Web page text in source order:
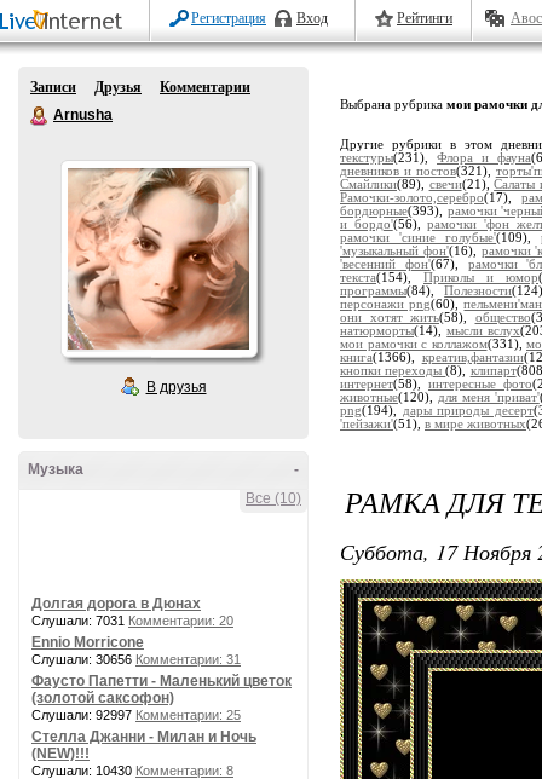
Регистрация Вход Рейтинги
Записи Друзья
Комментарии
Arnusha
В друзья
-
Музыка
Все (10)
Долгая дорога в Дюнах
Слушали: 7031 Комментарии: 20
Ennio Morricone
Слушали: 30656 Комментарии: 31
Фаусто Папетти - Маленький цветок
(золотой саксофон)
Слушали: 92997 Комментарии: 25
Стелла Джанни - Милан и Ночь
(NEW)!!!
Слушали: 10430 Комментарии: 8
Выбрана рубрика мои рамочки
Другие рубрики в этом
текстуры(231), Флора и фауна
дневников и постов(321),
Смайлики(89), свечи(21),Салаты
Рамочки-золото,серебро(17),
бордюрные(393), рамочки
и бордо'(56),рамочки 'фон
рамочки 'синие голубые'(109),
'музыкальный фон'(16), рамочки
'весенний фон'(67), рамочки
текста(154), Приколы и юмор
программы(84),Полезности
персонажи png(60),
они хотят жить(58), общество
натюрморты(14),мысли вслух
мои рамочки с коллажом(331),
книга(1366), креатив,фантазии
кнопки переходы(8), клипарт
интернет(58), интересные фото
животные(120), для меня 'приват'
png(194), дары природы десерт
'пейзажи'(51), в мире животных
РАМКА ДЛЯ
Суббота, 17 Ноября